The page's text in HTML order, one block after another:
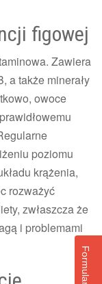
figowej
Zawiera
a także minerały
owoce
poziomu
krążenia,
rozważyć
zwłaszcza że
i problemami